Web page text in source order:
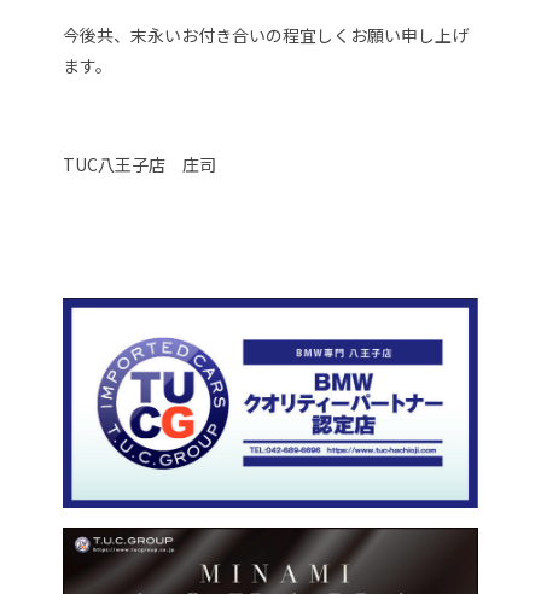
今後共、末永いお付き合いの程宜しくお願い申し上げ
ます。
TUC八王子店 庄司